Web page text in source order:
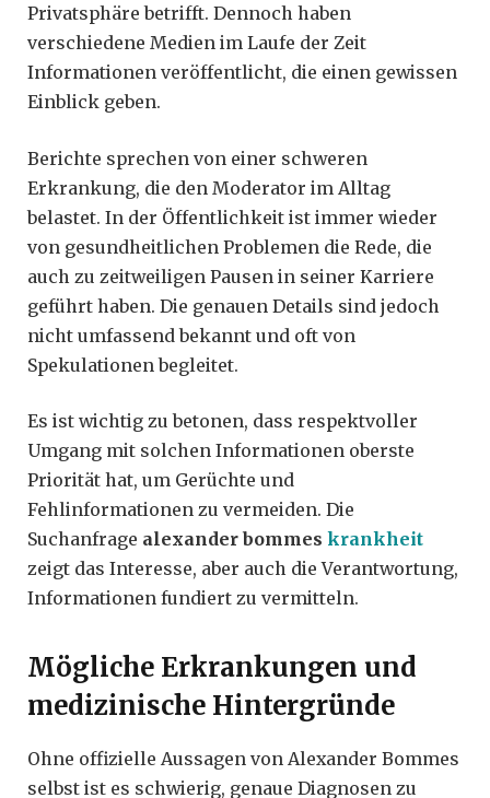
Privatsphäre betrifft. Dennoch haben
verschiedene Medien im Laufe der Zeit
Informationen veröffentlicht, die einen gewissen
Einblick geben.
Berichte sprechen von einer schweren
Erkrankung, die den Moderator im Alltag
belastet. In der Öffentlichkeit ist immer wieder
von gesundheitlichen Problemen die Rede, die
auch zu zeitweiligen Pausen in seiner Karriere
geführt haben. Die genauen Details sind jedoch
nicht umfassend bekannt und oft von
Spekulationen begleitet.
Es ist wichtig zu betonen, dass respektvoller
Umgang mit solchen Informationen oberste
Priorität hat, um Gerüchte und
Fehlinformationen zu vermeiden. Die
Suchanfrage alexander bommes krankheit
zeigt das Interesse, aber auch die Verantwortung,
Informationen fundiert zu vermitteln.
Mögliche Erkrankungen und
medizinische Hintergründe
Ohne offizielle Aussagen von Alexander Bommes
selbst ist es schwierig, genaue Diagnosen zu